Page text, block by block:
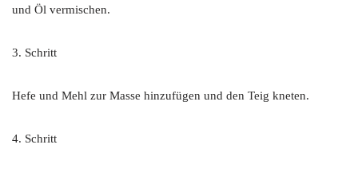
und Öl vermischen.
3. Schritt
Hefe und Mehl zur Masse hinzufügen und den Teig kneten.
4. Schritt